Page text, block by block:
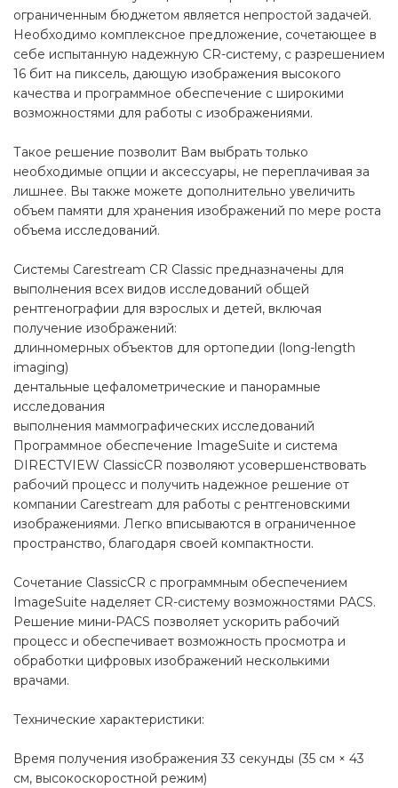
ограниченным бюджетом является непростой задачей.
Необходимо комплексное предложение, сочетающее в
себе испытанную надежную CR-систему, с разрешением
16 бит на пиксель, дающую изображения высокого
качества и программное обеспечение с широкими
возможностями для работы с изображениями.
Такое решение позволит Вам выбрать только
необходимые опции и аксессуары, не переплачивая за
лишнее. Вы также можете дополнительно увеличить
объем памяти для хранения изображений по мере роста
объема исследований.
Системы Carestream CR Classic предназначены для
выполнения всех видов исследований общей
рентгенографии для взрослых и детей, включая
получение изображений:
длинномерных объектов для ортопедии (long-length
imaging)
дентальные цефалометрические и панорамные
исследования
выполнения маммографических исследований
Программное обеспечение ImageSuite и система
DIRECTVIEW ClassicCR позволяют усовершенствовать
рабочий процесс и получить надежное решение от
компании Carestream для работы с рентгеновскими
изображениями. Легко вписываются в ограниченное
пространство, благодаря своей компактности.
Сочетание ClassicCR с программным обеспечением
ImageSuite наделяет CR-систему возможностями PACS.
Решение мини-PACS позволяет ускорить рабочий
процесс и обеспечивает возможность просмотра и
обработки цифровых изображений несколькими
врачами.
Технические характеристики:
Время получения изображения 33 секунды (35 см × 43
см, высокоскоростной режим)